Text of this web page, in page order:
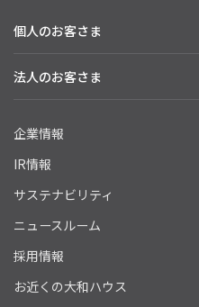
個人のお客さま
法人のお客さま
企業情報
IR情報
サステナビリティ
ニュースルーム
採用情報
お近くの大和ハウス